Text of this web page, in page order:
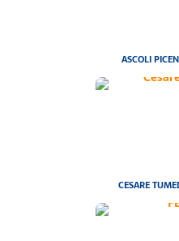
ASCOLI
CESARE